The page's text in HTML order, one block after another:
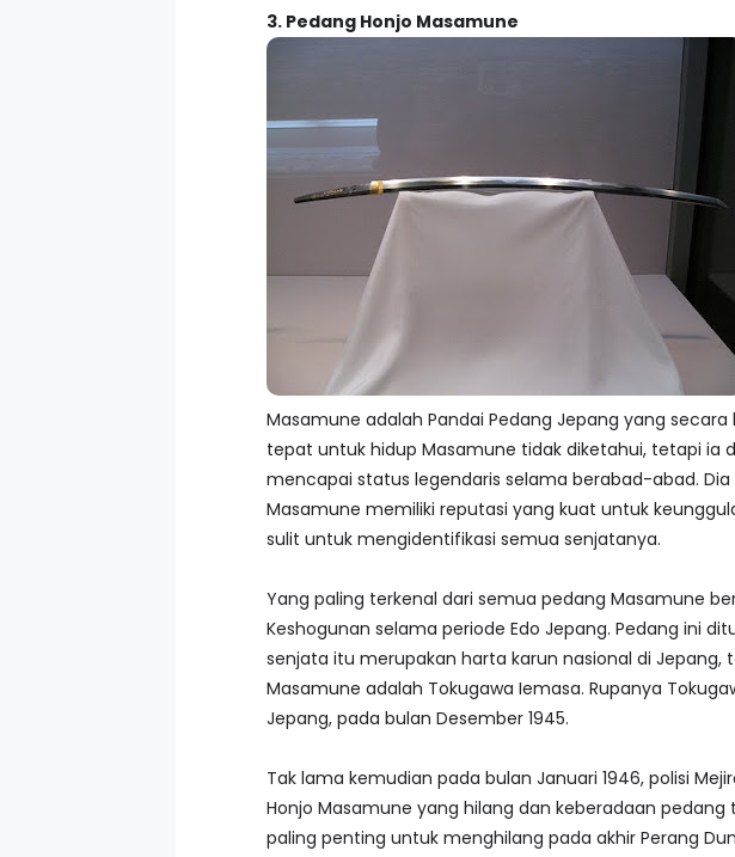
3. Pedang Honjo Masamune
Masamune adalah Pandai Pedang Jepang yang
tepat untuk hidup Masamune tidak diketahui, tetapi ia
mencapai status legendaris selama berabad-abad.
Masamune memiliki reputasi yang kuat untuk
sulit untuk mengidentifikasi semua senjatanya.
Yang paling terkenal dari semua pedang Masamune
Keshogunan selama periode Edo Jepang. Pedang ini
senjata itu merupakan harta karun nasional di Jepang,
Masamune adalah Tokugawa Iemasa. Rupanya
Jepang, pada bulan Desember 1945.
Tak lama kemudian pada bulan Januari 1946, polisi
Honjo Masamune yang hilang dan keberadaan
paling penting untuk menghilang pada akhir Perang